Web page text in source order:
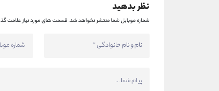
نظر بدهید
شماره موبایل شما منتشر نخواهد شد.قسمت های مورد نیاز علامت